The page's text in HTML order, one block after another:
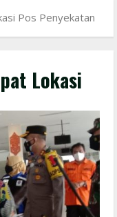
Pos Penyekatan
Lokasi